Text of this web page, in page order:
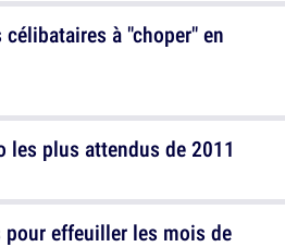
les plus attendus de 2011
à "choper" en
pour effeuiller les mois de